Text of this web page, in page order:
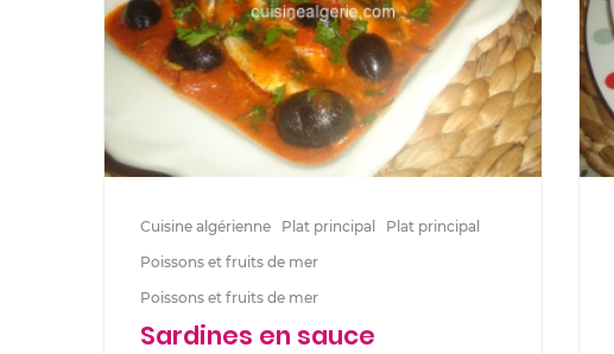
Cuisine algérienne Plat principal
Plat principal
Poissons et fruits de mer
Poissons et fruits de mer
Sardines en sauce